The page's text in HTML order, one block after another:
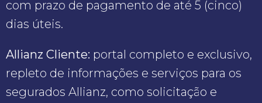
com prazo de pagamento de até 5 (cinco)
dias úteis.
Allianz Cliente: portal completo e exclusivo,
repleto de informações e serviços para os
segurados Allianz, como solicitação e